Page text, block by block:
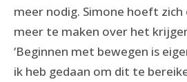
meer nodig. Simone hoeft
meer te maken over het
‘Beginnen met bewegen is
ik heb gedaan om dit te